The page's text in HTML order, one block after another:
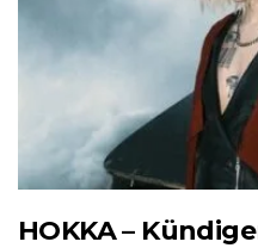
HOKKA –